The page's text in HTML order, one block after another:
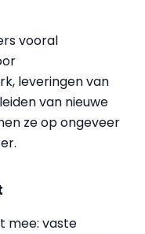
vooral
leveringen van
van nieuwe
ze op ongeveer
mee: vaste